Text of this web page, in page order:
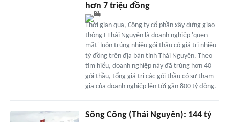
hơn 7 triệu đồng
Thời gian qua, Công ty cổ phần xây dựng giao
thông I Thái Nguyên là doanh nghiệp 'quen
mặt' luôn trúng nhiều gói thầu có giá trị nhiều
tỷ đồng trên địa bàn tỉnh Thái Nguyên. Theo
tìm hiểu, doanh nghiệp này đã trúng hơn 40
gói thầu, tổng giá trị các gói thầu có sự tham
gia của doanh nghiệp lên tới gần 800 tỷ đồng.
Sông Công (Thái Nguyên): 144 tỷ